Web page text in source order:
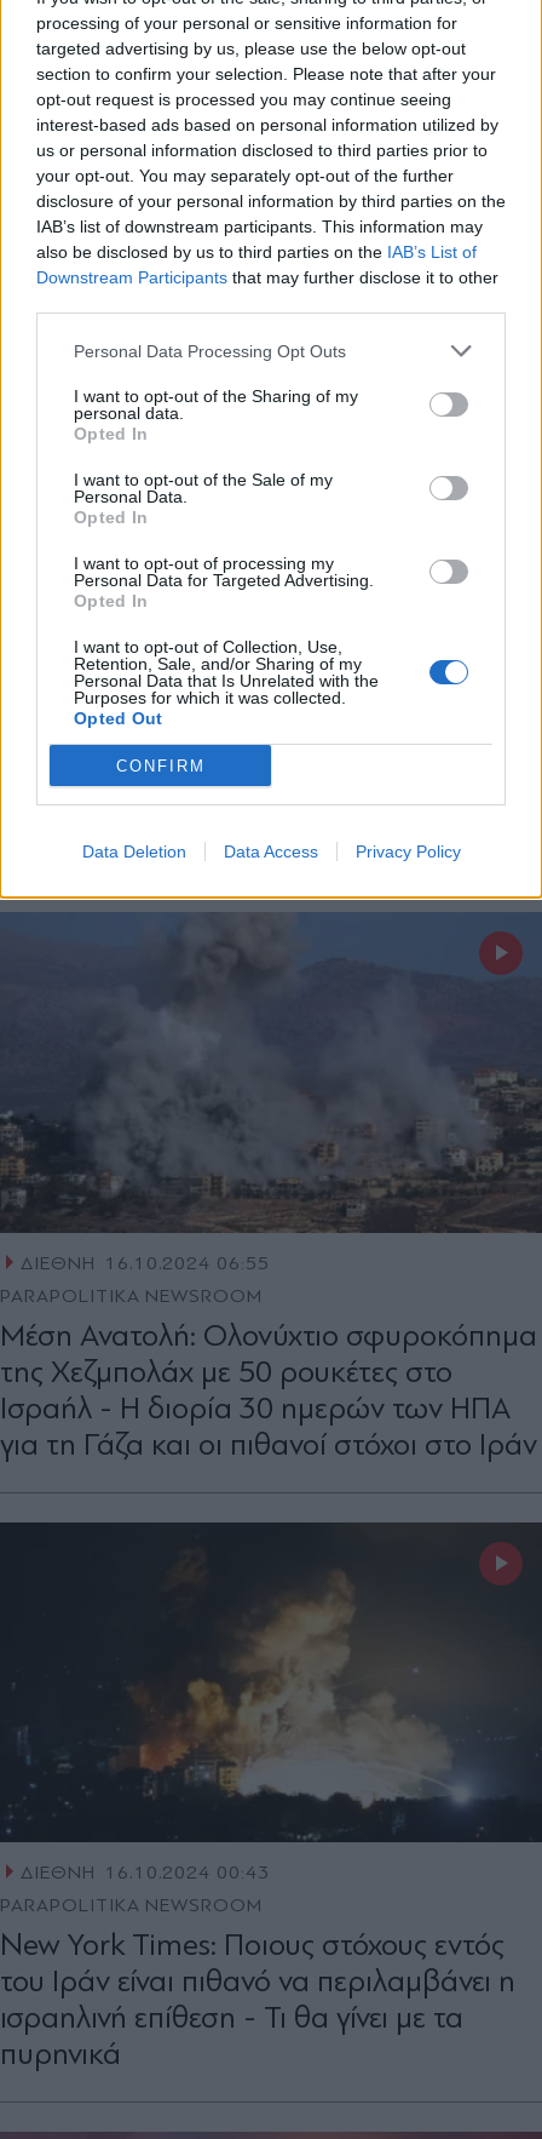
processing of your personal or sensitive information for
targeted advertising by us, please use the below opt-out
section to confirm your selection. Please note that after your
opt-out request is processed you may continue seeing
interest-based ads based on personal information utilized by
us or personal information disclosed to third parties prior to
your opt-out. You may separately opt-out of the further
disclosure of your personal information by third parties on the
IAB’s list of downstream participants. This information may
also be disclosed by us to third parties on the IAB’s List of
Downstream Participants that may further disclose it to other
Personal Data Processing Opt Outs
I want to opt-out of the Sharing of my
personal data.
Opted In
I want to opt-out of the Sale of my
Personal Data.
Opted In
I want to opt-out of processing my
Personal Data for Targeted Advertising.
Opted In
I want to opt-out of Collection, Use,
Retention, Sale, and/or Sharing of my
Personal Data that Is Unrelated with the
Purposes for which it was collected.
Opted Out
CONFIRM
Data Deletion Data Access Privacy Policy
εκτόξευσης πυραύλων και εγκαταστάσεις
drones.
Επίσης, το Ισραήλ μπορεί να χτυπήσει
εγκαταστάσεις αποθήκευσης, καθώς και
παραγωγής πυραύλων και drones, αλλά και
στρατιωτικές βάσεις και κυβερνητικά κτίρια.
TAGS:
#Ειδήσεις Ισραήλ #Ειδήσεις Ιράν #ΗΠΑ
Ακολουθήστε το
parapolitika.gr στο Google
News για άμεση και έγκυρη
ενημέρωση
facebook
twitter
ΔΙΕΘΝΗ
16.10.2024 06:55
PARAPOLITIKA NEWSROOM
Μέση Ανατολή: Ολονύχτιο σφυροκόπημα
της Χεζμπολάχ με 50 ρουκέτες στο
Ισραήλ - H διορία 30 ημερών των ΗΠΑ
για τη Γάζα και οι πιθανοί στόχοι στο Ιράν
ΔΙΕΘΝΗ
16.10.2024 00:43
PARAPOLITIKA NEWSROOM
New York Times: Ποιους στόχους εντός
του Ιράν είναι πιθανό να περιλαμβάνει η
ισραηλινή επίθεση - Τι θα γίνει με τα
πυρηνικά
Εγγραφή στο newsletter
Αποδέχομαι τους
και την πολιτική απορρήτου
X